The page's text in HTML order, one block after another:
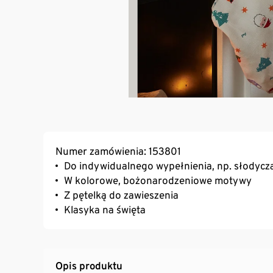
Numer zamówienia: 153801
Do indywidualnego wypełnienia, np.
W kolorowe, bożonarodzeniowe motywy
Z pętelką do zawieszenia
Klasyka na święta
Opis produktu